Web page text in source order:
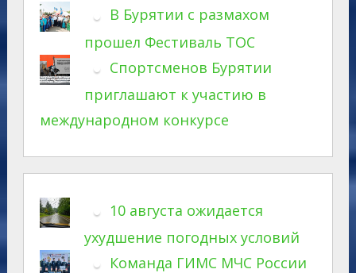
В Бурятии с размахом
прошел Фестиваль ТОС
Спортсменов Бурятии
приглашают к участию в
международном конкурсе
10 августа ожидается
ухудшение погодных условий
Команда ГИМС МЧС России